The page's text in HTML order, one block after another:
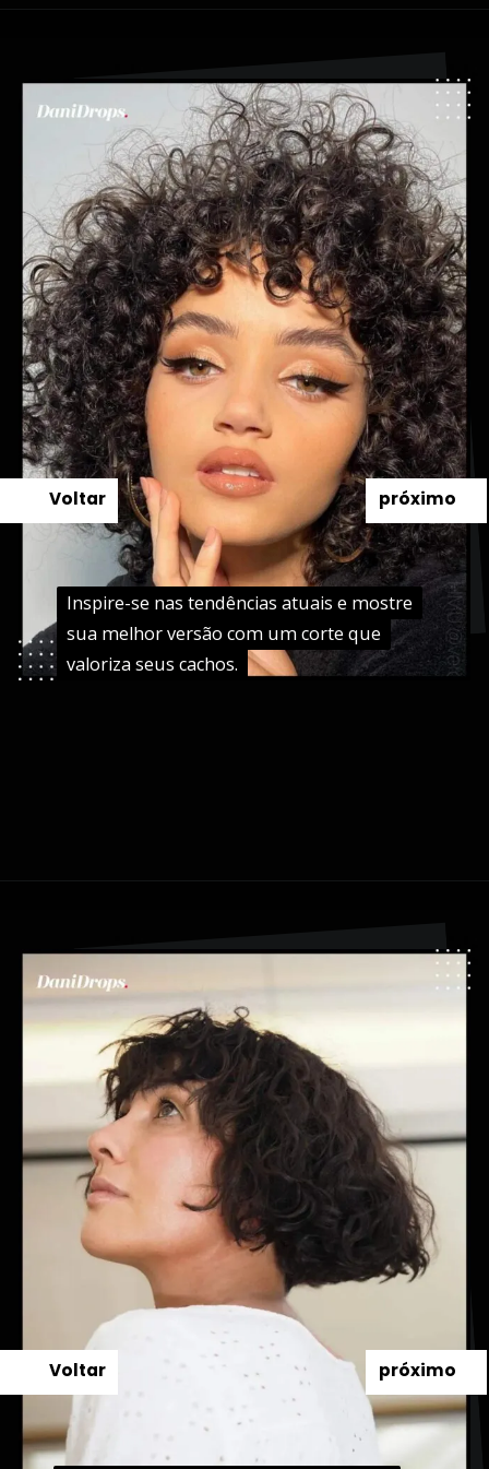
Inspire-se nas tendências atuais e mostre
sua melhor versão com um corte que
valoriza seus cachos.
Inspire-se nas tendências atuais e mostre
sua melhor versão com um corte que
valoriza seus cachos.
próximo
Voltar
próximo
Voltar